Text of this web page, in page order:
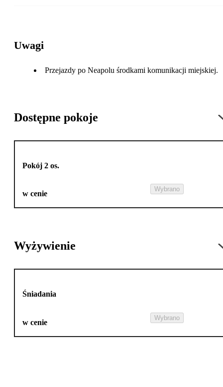
Uwagi
Przejazdy po Neapolu środkami komunikacji miejskiej.
Dostępne pokoje
Pokój 2 os.
w cenie
Wybrano
Wyżywienie
Śniadania
w cenie
Wybrano